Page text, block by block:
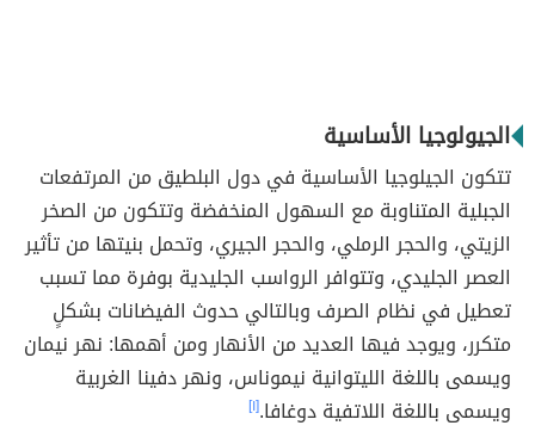
الجيولوجيا الأساسية
تتكون الجيلوجيا الأساسية في دول البلطيق من المرتفعات
الجبلية المتناوبة مع السهول المنخفضة وتتكون من الصخر
الزيتي، والحجر الرملي، والحجر الجيري، وتحمل بنيتها من تأثير
العصر الجليدي، وتتوافر الرواسب الجليدية بوفرة مما تسبب
تعطيل في نظام الصرف وبالتالي حدوث الفيضانات بشكلٍ
متكرر، ويوجد فيها العديد من الأنهار ومن أهمها: نهر نيمان
ويسمى باللغة الليتوانية نيموناس، ونهر دفينا الغربية
ويسمى باللغة اللاتفية دوغافا.[١]